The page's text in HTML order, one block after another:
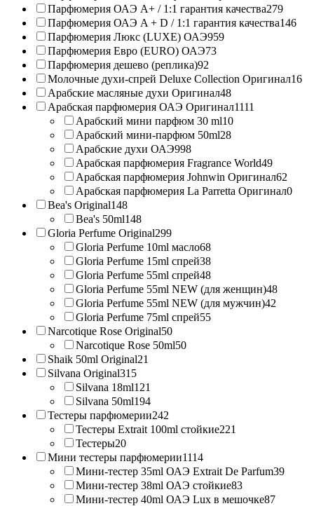
Парфюмерия ОАЭ A+ / 1:1 гарантия качества279
Парфюмерия ОАЭ A + D / 1:1 гарантия качества146
Парфюмерия Люкс (LUXE) ОАЭ959
Парфюмерия Евро (EURO) ОАЭ73
Парфюмерия дешево (реплика)92
Молочные духи-спрей Deluxe Collection Оригинал16
Арабские масляные духи Оригинал48
Арабская парфюмерия ОАЭ Оригинал1111
Арабский мини парфюм 30 ml10
Арабский мини-парфюм 50ml28
Арабские духи ОАЭ998
Арабская парфюмерия Fragrance World49
Арабская парфюмерия Johnwin Оригинал62
Арабская парфюмерия La Parretta Оригинал0
Bea's Original148
Bea's 50ml148
Gloria Perfume Original299
Gloria Perfume 10ml масло68
Gloria Perfume 15ml спрей38
Gloria Perfume 55ml спрей48
Gloria Perfume 55ml NEW (для женщин)48
Gloria Perfume 55ml NEW (для мужчин)42
Gloria Perfume 75ml спрей55
Narcotique Rose Original50
Narcotique Rose 50ml50
Shaik 50ml Original21
Silvana Original315
Silvana 18ml121
Silvana 50ml194
Тестеры парфюмерии242
Тестеры Extrait 100ml стойкие221
Тестеры20
Мини тестеры парфюмерии1114
Мини-тестер 35ml ОАЭ Extrait De Parfum39
Мини-тестер 38ml ОАЭ стойкие83
Мини-тестер 40ml ОАЭ Lux в мешочке87